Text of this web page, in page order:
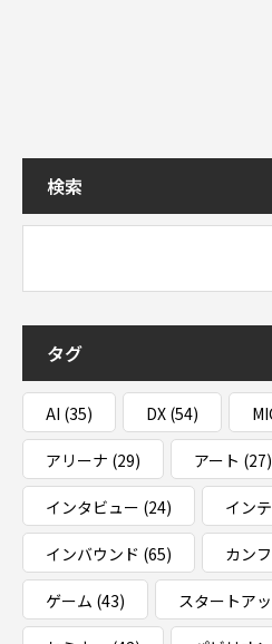
検索
タグ
AI (35) DX (54)
アリーナ (29) アート (27)
インタビュー (24) イン
インバウンド (65) カン
ゲーム (43) スタートア